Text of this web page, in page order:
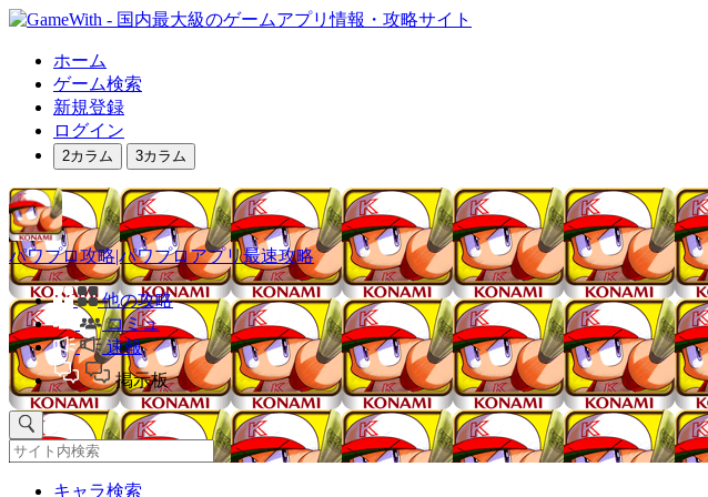
ホーム
ゲーム検索
新規登録
ログイン
2カラム 3カラム
パワプロ攻略|パワプロアプリ最速攻略
他の攻略
コミュ
速報
掲示板
キャラ検索